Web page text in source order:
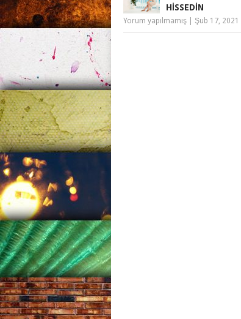
HISSEDIN
Yorum yapılmamış Şub 17, 2021